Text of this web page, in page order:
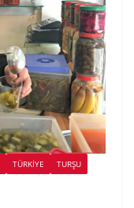
TÜRKIYE TURŞU